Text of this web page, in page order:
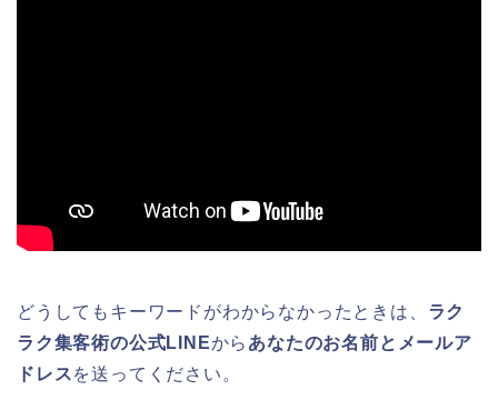
どうしてもキーワードがわからなかったときは、 ラク
ラク集客術の公式LINEから あなたのお名前とメールア
ドレスを送ってください。